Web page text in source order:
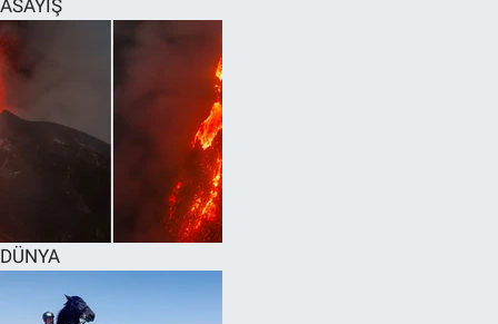
ASAYİŞ
DÜNYA